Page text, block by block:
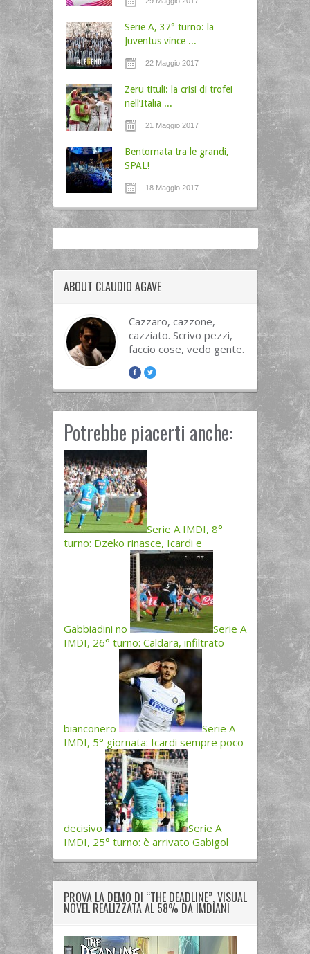
Serie A, 37° turno: la
Juventus vince ...
22 Maggio 2017
Zeru tituli: la crisi di trofei
nell’Italia ...
21 Maggio 2017
Bentornata tra le grandi,
SPAL!
18 Maggio 2017
ABOUT CLAUDIO AGAVE
Cazzaro, cazzone,
cazziato. Scrivo pezzi,
faccio cose, vedo gente.
Potrebbe piacerti anche:
Serie A IMDI, 8°
turno: Dzeko rinasce, Icardi e
Gabbiadini no
Serie A
IMDI, 26° turno: Caldara, infiltrato
bianconero
Serie A
IMDI, 5° giornata: Icardi sempre poco
decisivo
Serie A
IMDI, 25° turno: è arrivato Gabigol
PROVA LA DEMO DI “THE DEADLINE”, VISUAL
NOVEL REALIZZATA AL 58% DA IMDIANI